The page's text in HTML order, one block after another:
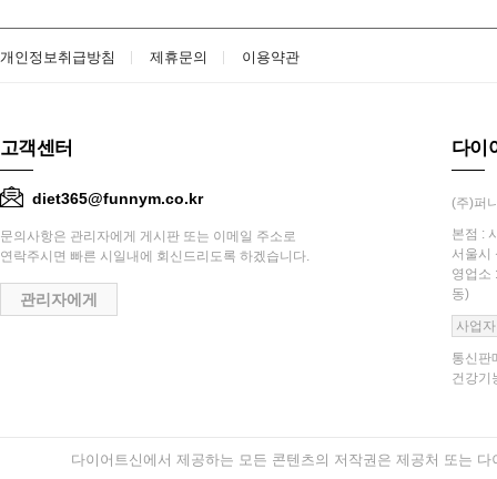
개인정보취급방침 제휴문의 이용약관
고객센터
diet365@funnym.co.kr
문의사항은 관리자에게 게시판 또는 이메일 주소로
연락주시면 빠른 시일내에 회신드리도록 하겠습니다.
관리자에게
다이
(주)퍼
본점 :
서울시
영업소
동)
사업
통신판
건강기
다이어트신에서 제공하는 모든 콘텐츠의 저작권은 제공처 또는